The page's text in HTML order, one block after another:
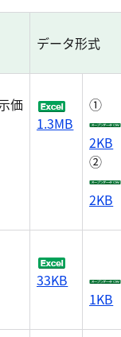
データ形式
価
1.3MB
①
2KB
②
2KB
33KB
1KB